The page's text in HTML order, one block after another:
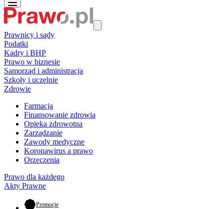
Prawnicy i sądy
Podatki
Kadry i BHP
Prawo w biznesie
Samorząd i administracja
Szkoły i uczelnie
Zdrowie
Farmacja
Finansowanie zdrowia
Opieka zdrowotna
Zarządzanie
Zawody medyczne
Koronawirus a prawo
Orzeczenia
Prawo dla każdego
Akty Prawne
Promocje- otwiera się w nowej karcie